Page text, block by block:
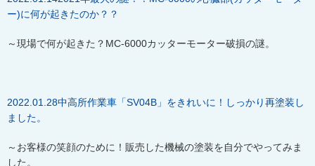
ー)に何が起きたのか？？
～現場で何が起きた？ MC-6000カッターモーター破損の謎。
2022.01.28中高所作業車「SV04B 」をきれいに！しっかり再塗装し
ました。
～お客様の笑顔のために！販売した機械の塗装を自分でやってみま
した。